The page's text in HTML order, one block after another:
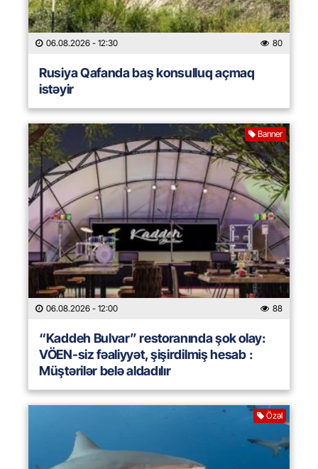
06.08.2026 - 12:30 80
Rusiya Qafanda baş konsulluq açmaq
istəyir
Banner
06.08.2026 - 12:00 88
“Kaddeh Bulvar” restoranında şok olay:
VÖEN-siz fəaliyyət, şişirdilmiş hesab :
Müştərilər belə aldadılır
Özəl